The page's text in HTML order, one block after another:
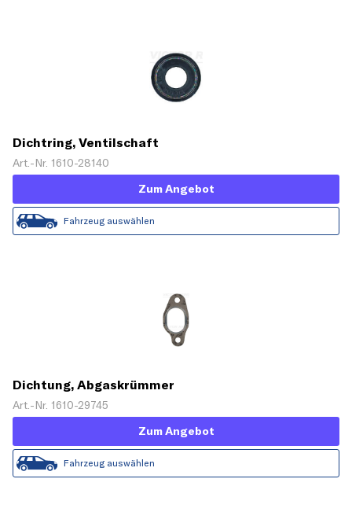
Dichtring, Ventilschaft
Art.-Nr. 1610-28140
Zum Angebot
Fahrzeug auswählen
Dichtung, Abgaskrümmer
Art.-Nr. 1610-29745
Zum Angebot
Fahrzeug auswählen